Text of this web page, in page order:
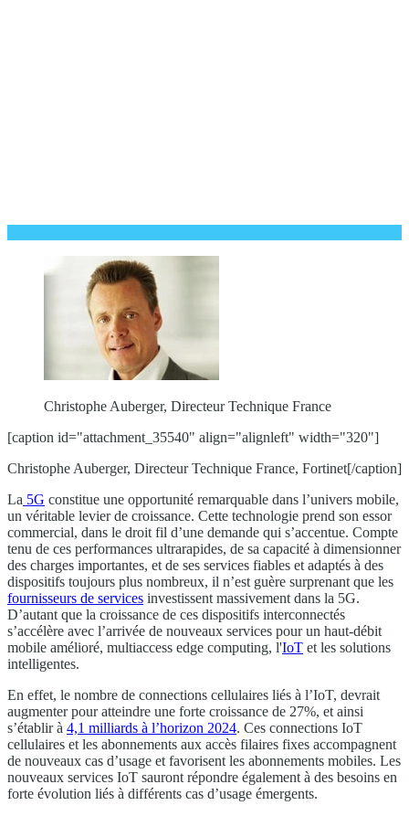
Christophe Auberger, Directeur Technique France
[caption id="attachment_35540" align="alignleft" width="320"]
Christophe Auberger, Directeur Technique France, Fortinet[/caption]
La 5G constitue une opportunité remarquable dans l’univers mobile,
un véritable levier de croissance. Cette technologie prend son essor
commercial, dans le droit fil d’une demande qui s’accentue. Compte
tenu de ces performances ultrarapides, de sa capacité à dimensionner
des charges importantes, et de ses services fiables et adaptés à des
dispositifs toujours plus nombreux, il n’est guère surprenant que les
fournisseurs de services investissent massivement dans la 5G.
D’autant que la croissance de ces dispositifs interconnectés
s’accélère avec l’arrivée de nouveaux services pour un haut-débit
mobile amélioré, multiaccess edge computing, l'IoT et les solutions
intelligentes.
En effet, le nombre de connections cellulaires liés à l’IoT, devrait
augmenter pour atteindre une forte croissance de 27%, et ainsi
s’établir à 4,1 milliards à l’horizon 2024. Ces connections IoT
cellulaires et les abonnements aux accès filaires fixes accompagnent
de nouveaux cas d’usage et favorisent les abonnements mobiles. Les
nouveaux services IoT sauront répondre également à des besoins en
forte évolution liés à différents cas d’usage émergents.